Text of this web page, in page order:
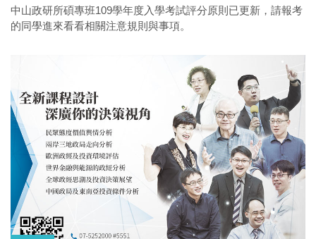
中山政研所碩專班109學年度入學考試評分原則已更新，請報考
的同學進來看看相關注意規則與事項。